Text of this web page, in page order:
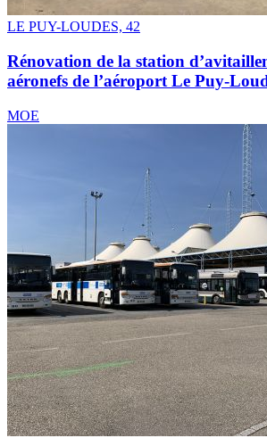
LE PUY-LOUDES, 42
Rénovation de la station
aéronefs de l’aéroport Le Puy-
MOE